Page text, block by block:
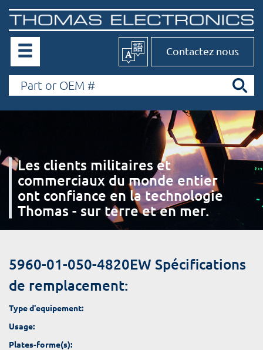
Contactez nous
Les clients militaires et
commerciaux du monde entier
ont confiance en la technologie
Thomas - sur terre et en mer.
5960-01-050-4820EW Spécifications
de remplacement:
Type d'equipement:
Usage:
Plates-forme(s):